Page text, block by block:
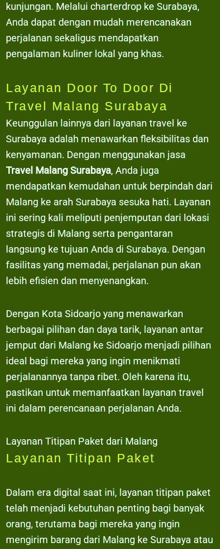
kunjungan. Melalui charterdrop ke Surabaya,
Anda dapat dengan mudah merencanakan
perjalanan sekaligus mendapatkan
pengalaman kuliner lokal yang khas.
Layanan Door To Door Di
Travel Malang Surabaya
Keunggulan lainnya dari layanan travel ke
Surabaya adalah menawarkan fleksibilitas dan
kenyamanan. Dengan menggunakan jasa
Travel Malang Surabaya, Anda juga
mendapatkan kemudahan untuk berpindah dari
Malang ke arah Surabaya sesuka hati. Layanan
ini sering kali meliputi penjemputan dari lokasi
strategis di Malang serta pengantaran
langsung ke tujuan Anda di Surabaya. Dengan
fasilitas yang memadai, perjalanan pun akan
lebih efisien dan menyenangkan.
Dengan Kota Sidoarjo yang menawarkan
berbagai pilihan dan daya tarik, layanan antar
jemput dari Malang ke Sidoarjo menjadi pilihan
ideal bagi mereka yang ingin menikmati
perjalanannya tanpa ribet. Oleh karena itu,
pastikan untuk memanfaatkan layanan travel
ini dalam perencanaan perjalanan Anda.
Layanan Titipan Paket dari Malang
Layanan Titipan Paket
Dalam era digital saat ini, layanan titipan paket
telah menjadi kebutuhan penting bagi banyak
orang, terutama bagi mereka yang ingin
mengirim barang dari Malang ke Surabaya atau